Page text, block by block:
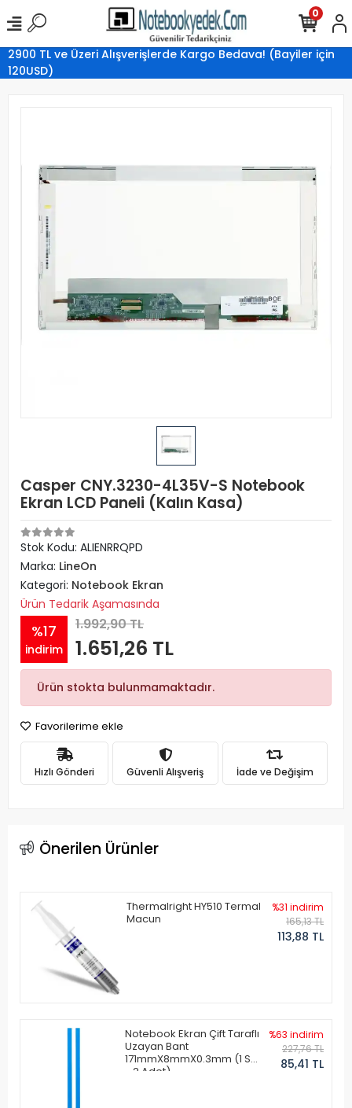
2900 TL ve Üzeri Alışverişlerde Kargo Bedava! (Bayiler için
120USD)
0
Casper CNY.3230-4L35V-S Notebook
Ekran LCD Paneli (Kalın Kasa)
Stok Kodu: ALIENRRQPD
Marka: LineOn
Kategori: Notebook Ekran
Ürün Tedarik Aşamasında
%17
indirim
1.992,90 TL
1.651,26 TL
Ürün stokta bulunmamaktadır.
Favorilerime ekle
Hızlı Gönderi Güvenli Alışveriş İade ve Değişim
Önerilen Ürünler
Thermalright HY510 Termal
Macun
%31 indirim
165,13 TL
113,88 TL
Notebook Ekran Çift Taraflı
Uzayan Bant
171mmX8mmX0.3mm (1 Set
- 2 Adet)
%63 indirim
227,76 TL
85,41 TL